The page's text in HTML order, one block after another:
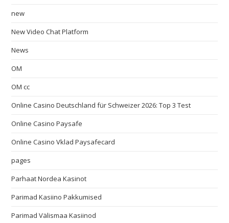
new
New Video Chat Platform
News
OM
OM cc
Online Casino Deutschland für Schweizer 2026: Top 3 Test
Online Casino Paysafe
Online Casino Vklad Paysafecard
pages
Parhaat Nordea Kasinot
Parimad Kasiino Pakkumised
Parimad Välismaa Kasiinod